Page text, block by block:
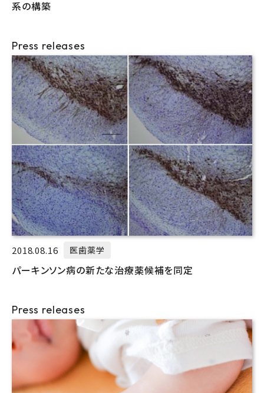
系の構築
Press releases
2018.08.16 医歯薬学
パーキンソン病の新たな治療薬候補を同定
Press releases